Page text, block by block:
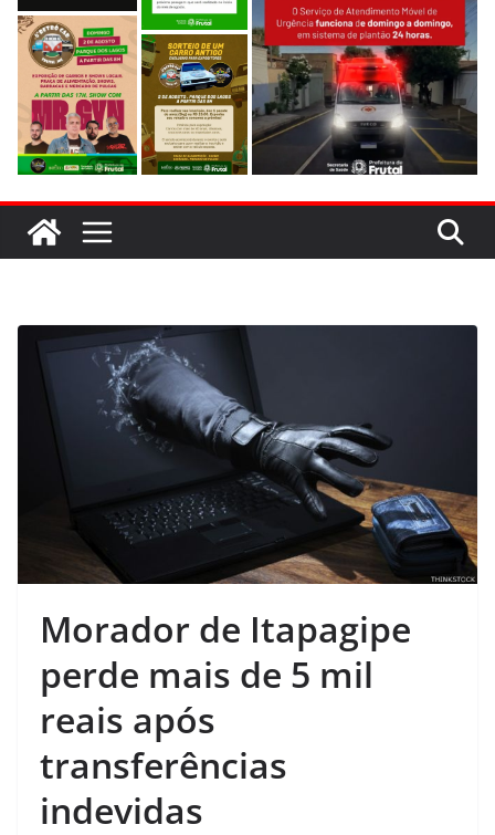
Morador de Itapagipe
perde mais de 5 mil
reais após
transferências
indevidas